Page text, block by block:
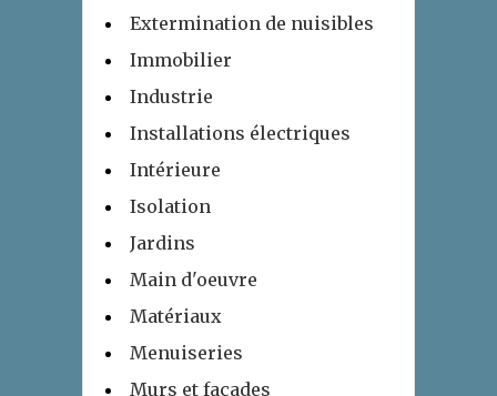
Extermination de nuisibles
Immobilier
Industrie
Installations électriques
Intérieure
Isolation
Jardins
Main d'oeuvre
Matériaux
Menuiseries
Murs et façades